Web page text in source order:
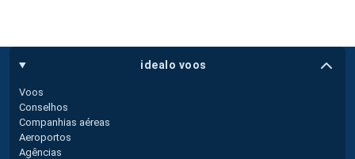
idealo voos
Voos
Conselhos
Companhias aéreas
Aeroportos
Agências